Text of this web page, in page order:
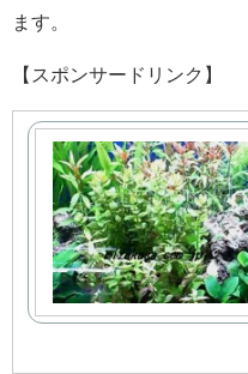
ます。
【スポンサードリンク】